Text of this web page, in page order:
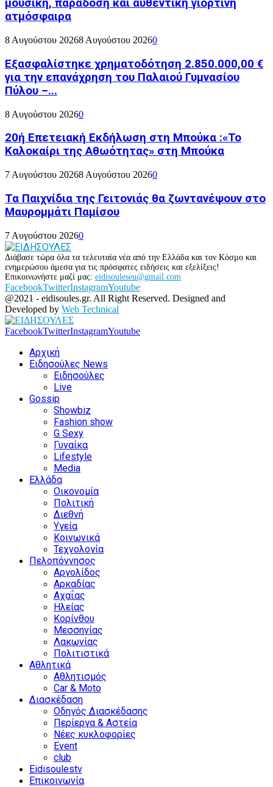
μουσική, παράδοση και αυθεντική γιορτινή
ατμόσφαιρα
8 Αυγούστου 20268 Αυγούστου 20260
Εξασφαλίστηκε χρηματοδότηση 2.850.000,00 €
για την επανάχρηση του Παλαιού Γυμνασίου
Πύλου –...
8 Αυγούστου 20260
20ή Επετειακή Εκδήλωση στη Μπούκα :«Το
Καλοκαίρι της Αθωότητας» στη Μπούκα
7 Αυγούστου 20268 Αυγούστου 20260
Τα Παιχνίδια της Γειτονιάς θα ζωντανέψουν στο
Μαυρομμάτι Παμίσου
7 Αυγούστου 20260
Διάβασε τώρα όλα τα τελευταία νέα από την Ελλάδα και τον Κόσμο και
ενημερώσου άμεσα για τις πρόσφατες ειδήσεις και εξελίξεις!
Επικοινωνήστε μαζί μας: eidisouleseu@gmail.com
FacebookTwitterInstagramYoutube
@2021 - eidisoules.gr. All Right Reserved. Designed and
Developed by Web Technical
FacebookTwitterInstagramYoutube
Αρχική
Ειδησούλες News
Ειδησούλες
Live
Gossip
Showbiz
Fashion show
G Sexy
Γυναίκα
Lifestyle
Media
Ελλάδα
Οικονομία
Πολιτική
Διεθνή
Υγεία
Κοινωνικά
Τεχνολογία
Πελοπόννησος
Αργολίδος
Αρκαδίας
Αχαΐας
Ηλείας
Κορίνθου
Μεσσηνίας
Λακωνίας
Πολιτιστικά
Αθλητικά
Αθλητισμός
Car & Moto
Διασκέδαση
Οδηγός Διασκέδασης
Περίεργα & Αστεία
Νέες κυκλοφορίες
Event
club
Eidisoulestv
Επικοινωνία